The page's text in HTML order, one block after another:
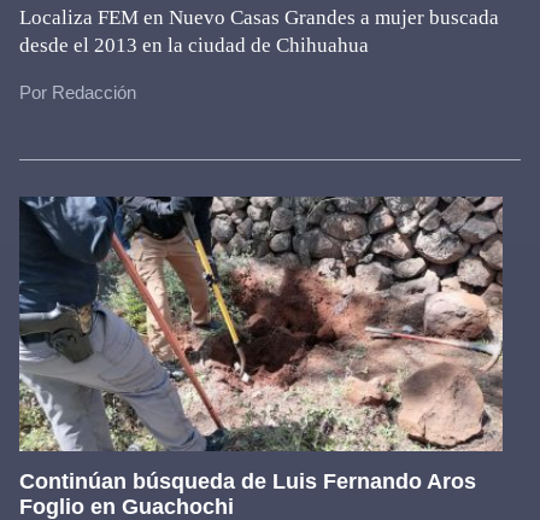
Localiza FEM en Nuevo Casas Grandes a mujer buscada
desde el 2013 en la ciudad de Chihuahua
Por Redacción
Continúan búsqueda de Luis Fernando Aros
Foglio en Guachochi